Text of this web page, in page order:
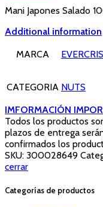
Mani Japones Salado
Additional information
MARCA
CATEGORIA NUTS
IMFORMACIÓN
Todos los productos
plazos de entrega
confirmados los
SKU: 300028649
cerrar
Categorías de productos